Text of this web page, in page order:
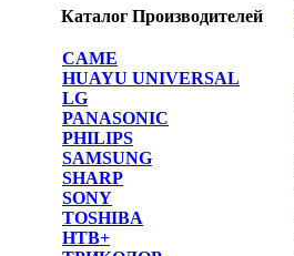
Каталог Производителей
CAME
HUAYU UNIVERSAL
LG
PANASONIC
PHILIPS
SAMSUNG
SHARP
SONY
TOSHIBA
НТВ+